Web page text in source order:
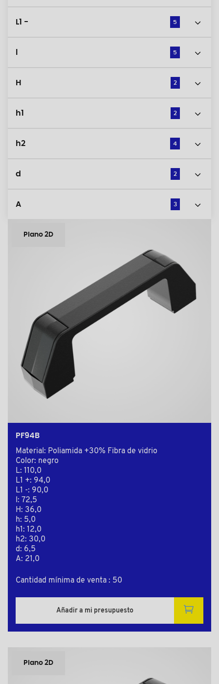
L1 - 5
5
H 2
h1 2
h2 4
d 2
A 3
Plano 2D
PF94B
Material: Poliamida +30% Fibra de vidrio
Color: negro
L: 110,0
L1 +: 94,0
L1 -: 90,0
l: 72,5
H: 36,0
h: 5,0
h1: 12,0
h2: 30,0
d: 6,5
A: 21,0
Cantidad mínima de venta : 50
Añadir a mi presupuesto
Plano 2D